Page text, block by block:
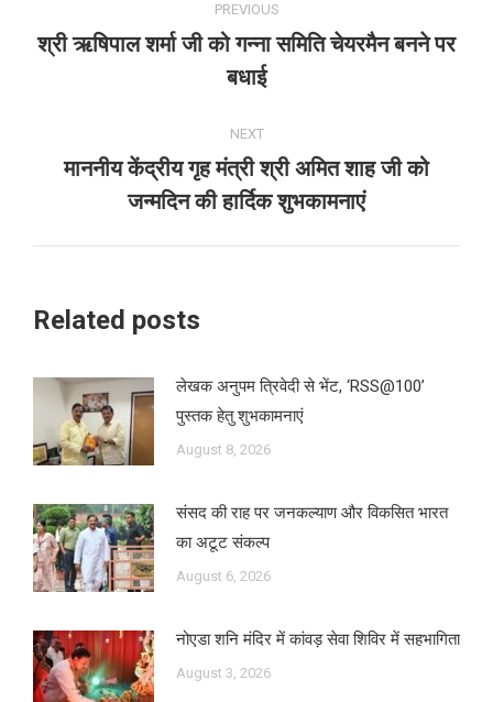
navigation
PREVIOUS
Previous
post:
श्री ऋषिपाल शर्मा जी को गन्ना समिति चेयरमैन बनने पर
बधाई
NEXT
Next
post:
माननीय केंद्रीय गृह मंत्री श्री अमित शाह जी को
जन्मदिन की हार्दिक शुभकामनाएं
Related posts
लेखक अनुपम त्रिवेदी से भेंट, ‘RSS@100’
पुस्तक हेतु शुभकामनाएं
August 8, 2026
संसद की राह पर जनकल्याण और विकसित भारत
का अटूट संकल्प
August 6, 2026
नोएडा शनि मंदिर में कांवड़ सेवा शिविर में सहभागिता
August 3, 2026